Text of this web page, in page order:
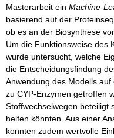
Masterarbeit ein Machine-
basierend auf der
ob es an der Biosynthese
Um die Funktionsweise des
wurde untersucht, welche
die Entscheidungsfindung
Anwendung des Modells
zu CYP-Enzymen getroffen
Stoffwechselwegen beteiligt
helfen könnten. Aus einer
konnten zudem wertvolle